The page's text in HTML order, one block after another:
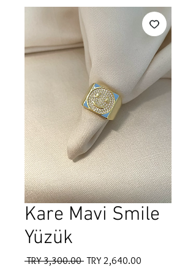
Kare Mavi Smile
Yüzük
TRY 3,300.00 Regular
TRY 2,640.00